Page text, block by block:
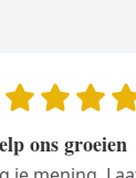
ons groeien